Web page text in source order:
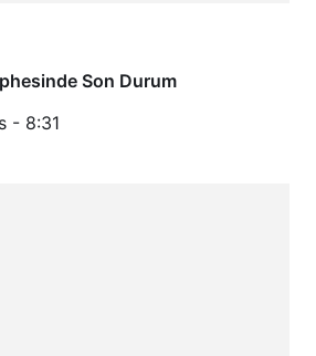
Son Durum
- 8:31